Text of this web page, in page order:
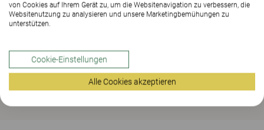
von Cookies auf Ihrem Gerät zu, um die Websitenavigation zu verbessern, die
Websitenutzung zu analysieren und unsere Marketingbemühungen zu
unterstützen.
Cookie-Einstellungen
Alle Cookies akzeptieren